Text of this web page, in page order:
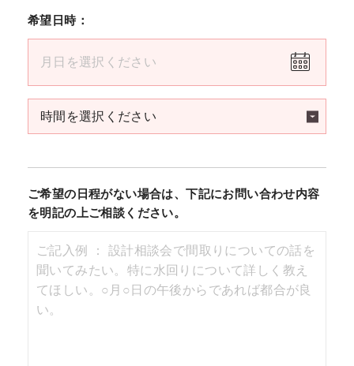
希望日時：
ご希望の日程がない場合は、下記にお問い合わせ内容
を明記の上ご相談ください。